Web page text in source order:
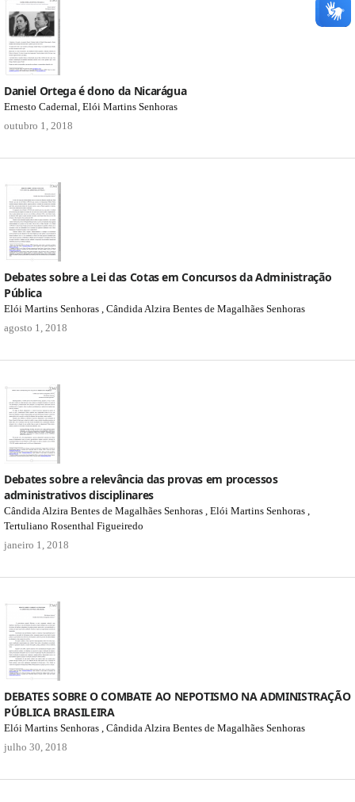
Daniel Ortega é dono da Nicarágua
Ernesto Cadernal, Elói Martins Senhoras
outubro 1, 2018
Debates sobre a Lei das Cotas em Concursos da Administração
Pública
Elói Martins Senhoras , Cândida Alzira Bentes de Magalhães Senhoras
agosto 1, 2018
Debates sobre a relevância das provas em processos
administrativos disciplinares
Cândida Alzira Bentes de Magalhães Senhoras , Elói Martins Senhoras ,
Tertuliano Rosenthal Figueiredo
janeiro 1, 2018
DEBATES SOBRE O COMBATE AO NEPOTISMO NA ADMINISTRAÇÃO
PÚBLICA BRASILEIRA
Elói Martins Senhoras , Cândida Alzira Bentes de Magalhães Senhoras
julho 30, 2018